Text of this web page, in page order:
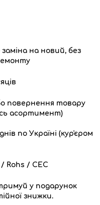
на новий, без
повернення товару
асортимент)
по Україні (кур'єром
Rohs / CEC
у подарунок
знижки.